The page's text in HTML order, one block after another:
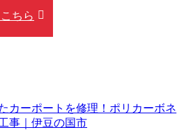
ちら
カーポートを修理！ポリカーボネ
事｜伊豆の国市